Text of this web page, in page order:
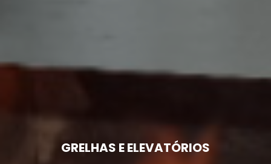
GRELHAS E ELEVATÓRIOS